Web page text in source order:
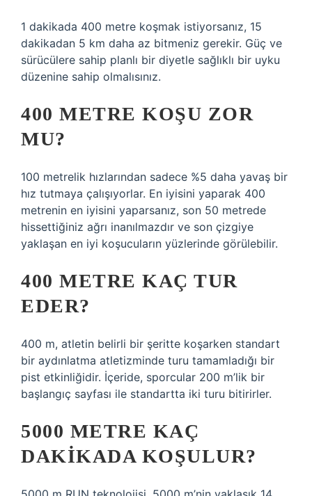
1 dakikada 400 metre koşmak istiyorsanız, 15
dakikadan 5 km daha az bitmeniz gerekir. Güç ve
sürücülere sahip planlı bir diyetle sağlıklı bir uyku
düzenine sahip olmalısınız.
400 METRE KOŞU ZOR
MU?
100 metrelik hızlarından sadece %5 daha yavaş bir
hız tutmaya çalışıyorlar. En iyisini yaparak 400
metrenin en iyisini yaparsanız, son 50 metrede
hissettiğiniz ağrı inanılmazdır ve son çizgiye
yaklaşan en iyi koşucuların yüzlerinde görülebilir.
400 METRE KAÇ TUR
EDER?
400 m, atletin belirli bir şeritte koşarken standart
bir aydınlatma atletizminde turu tamamladığı bir
pist etkinliğidir. İçeride, sporcular 200 m’lik bir
başlangıç sayfası ile standartta iki turu bitirirler.
5000 METRE KAÇ
DAKIKADA KOŞULUR?